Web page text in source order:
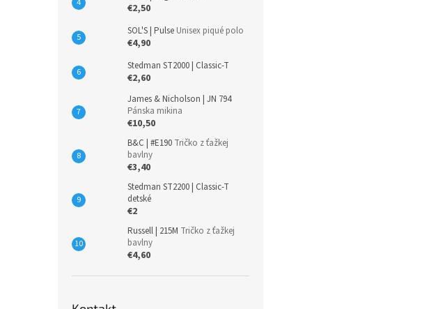
€2,50
SOL'S | Pulse Unisex piqué polo
€4,90
Stedman ST2000 | Classic-T
€2,60
James & Nicholson | JN 794
Pánska mikina
€10,50
B&C | #E190 Tričko z ťažkej
bavlny
€3,40
Stedman ST2200 | Classic-T
detské
€2
Russell | 215M Tričko z ťažkej
bavlny
€4,60